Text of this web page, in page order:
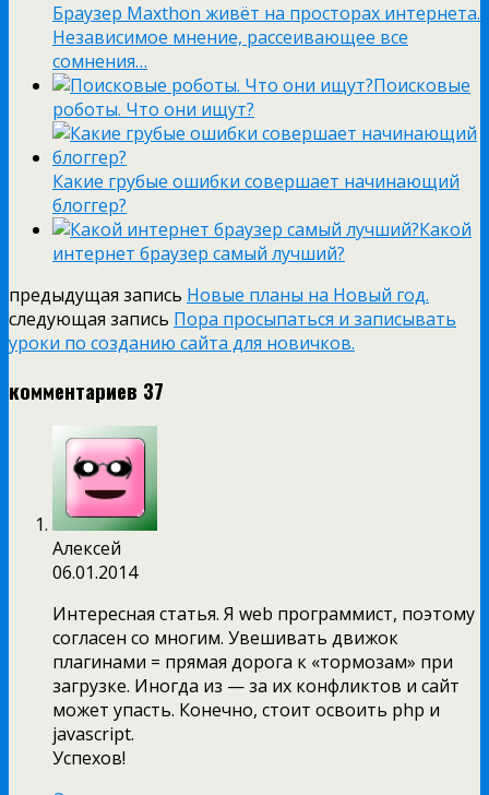
Браузер Maxthon живёт на просторах интернета.
Независимое мнение, рассеивающее все
сомнения…
Поисковые
роботы. Что они ищут?
Какие грубые ошибки совершает начинающий
блоггер?
Какой
интернет браузер самый лучший?
предыдущая запись Новые планы на Новый год.
следующая запись Пора просыпаться и записывать
уроки по созданию сайта для новичков.
комментариев 37
Алексей
06.01.2014
Интересная статья. Я web программист, поэтому
согласен со многим. Увешивать движок
плагинами = прямая дорога к «тормозам» при
загрузке. Иногда из — за их конфликтов и сайт
может упасть. Конечно, стоит освоить php и
javascript.
Успехов!